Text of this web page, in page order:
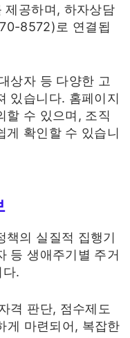
제공하며, 하자상담
8572)로 연결됩
상자 등 다양한 고
있습니다. 홈페이지
할 수 있으며, 조직
게 확인할 수 있습니
책의 실질적 집행기
등 생애주기별 주거
.
격 판단, 점수제도
게 마련되어, 복잡한